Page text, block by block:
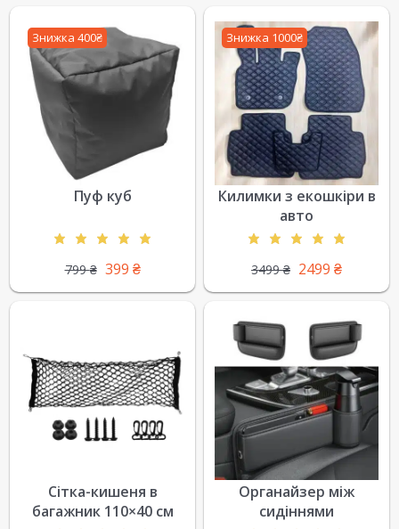
Знижка 400₴
Пуф куб
799₴ 399 ₴
Знижка 1000₴
Килимки з екошкіри в
авто
3499₴ 2499 ₴
Сітка-кишеня в
багажник 110×40 см
Органайзер між
сидіннями